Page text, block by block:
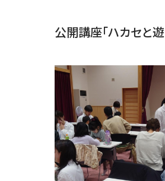
公開講座「ハカセと